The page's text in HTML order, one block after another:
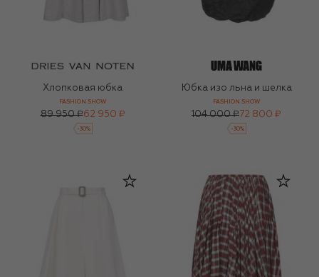
Хлопковая юбка
FASHION SHOW
89 950 ₽62 950 ₽
-30%
Юбка изо льна и шелка
FASHION SHOW
104 000 ₽72 800 ₽
-30%